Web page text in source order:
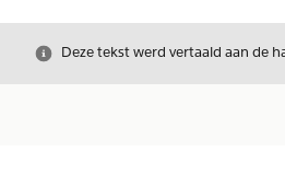
Sluiten
Deze tekst werd vertaald aan de